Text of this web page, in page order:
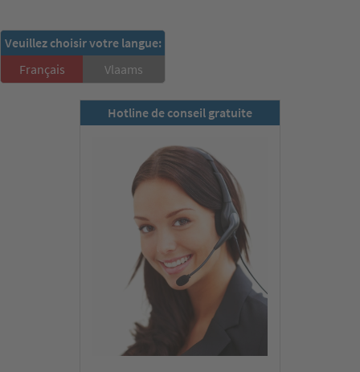
Veuillez choisir votre langue:
Français
Vlaams
Hotline de conseil gratuite